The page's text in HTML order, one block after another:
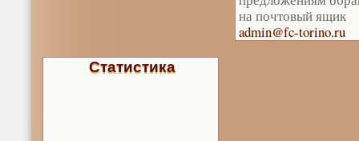
на почтовый ящик
admin@fc-torino.ru
Статистика